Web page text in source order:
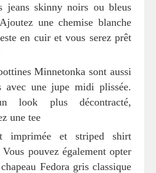
jeans skinny noirs ou bleus
une chemise blanche
en cuir et vous serez prêt
Minnetonka sont aussi
avec une jupe midi plissée.
look plus décontracté,
une tee
imprimée et striped shirt
Vous pouvez également opter
Fedora gris classique